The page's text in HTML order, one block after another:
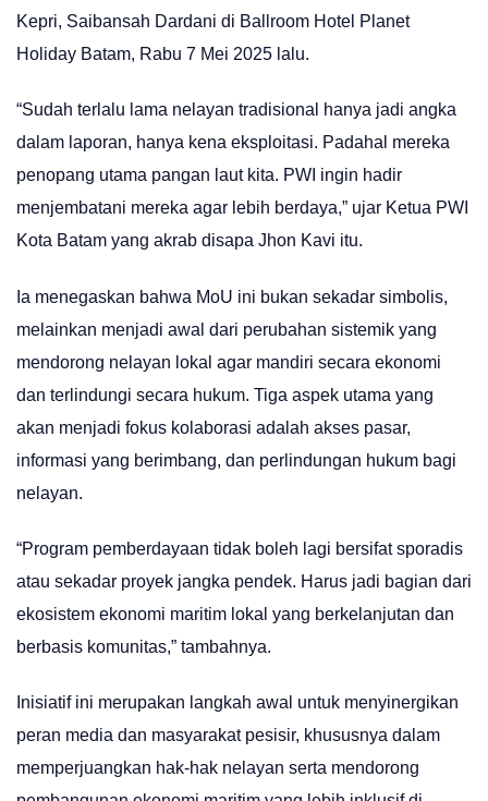
Kepri, Saibansah Dardani di Ballroom Hotel Planet
Holiday Batam, Rabu 7 Mei 2025 lalu.
“Sudah terlalu lama nelayan tradisional hanya jadi angka
dalam laporan, hanya kena eksploitasi. Padahal mereka
penopang utama pangan laut kita. PWI ingin hadir
menjembatani mereka agar lebih berdaya,” ujar Ketua PWI
Kota Batam yang akrab disapa Jhon Kavi itu.
Ia menegaskan bahwa MoU ini bukan sekadar simbolis,
melainkan menjadi awal dari perubahan sistemik yang
mendorong nelayan lokal agar mandiri secara ekonomi
dan terlindungi secara hukum. Tiga aspek utama yang
akan menjadi fokus kolaborasi adalah akses pasar,
informasi yang berimbang, dan perlindungan hukum bagi
nelayan.
“Program pemberdayaan tidak boleh lagi bersifat sporadis
atau sekadar proyek jangka pendek. Harus jadi bagian dari
ekosistem ekonomi maritim lokal yang berkelanjutan dan
berbasis komunitas,” tambahnya.
Inisiatif ini merupakan langkah awal untuk menyinergikan
peran media dan masyarakat pesisir, khususnya dalam
memperjuangkan hak-hak nelayan serta mendorong